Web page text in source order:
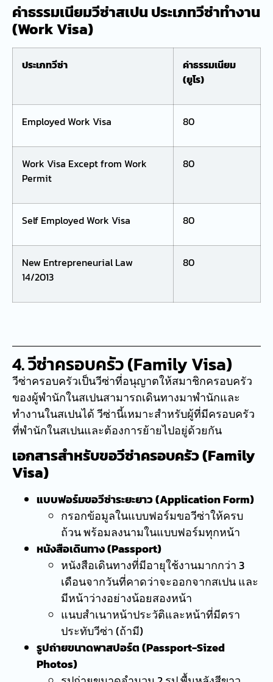
ค่าธรรมเนียมวีซ่าสเปน ประเภทวีซ่าทำงาน
(Work Visa)
ประเภทวีซ่า
ค่าธรรมเนียม
(ยูโร)
Employed Work Visa 80
Work Visa Except from Work
Permit
80
Self Employed Work Visa 80
New Entrepreneurial Law
14/2013
80
4. วีซ่าครอบครัว (Family Visa)
วีซ่าครอบครัวเป็นวีซ่าที่อนุญาตให้สมาชิกครอบครัว
ของผู้พำนักในสเปนสามารถเดินทางมาพำนักและ
ทำงานในสเปนได้ วีซ่านี้เหมาะสำหรับผู้ที่มีครอบครัว
ที่พำนักในสเปนและต้องการย้ายไปอยู่ด้วยกัน
เอกสารสำหรับขอวีซ่าครอบครัว (Family
Visa)
แบบฟอร์มขอวีซ่าระยะยาว (Application Form)
กรอกข้อมูลในแบบฟอร์มขอวีซ่าให้ครบ
ถ้วน พร้อมลงนามในแบบฟอร์มทุกหน้า
หนังสือเดินทาง (Passport)
หนังสือเดินทางที่มีอายุใช้งานมากกว่า 3
เดือนจากวันที่คาดว่าจะออกจากสเปน และ
มีหน้าว่างอย่างน้อยสองหน้า
แนบสำเนาหน้าประวัติและหน้าที่มีตรา
ประทับวีซ่า (ถ้ามี)
รูปถ่ายขนาดพาสปอร์ต (Passport-Sized
Photos)